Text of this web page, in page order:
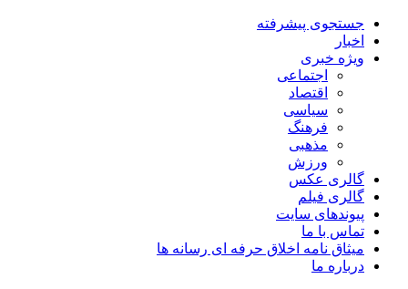
جستجوی پیشرفته
اخبار
ویژه خبری
اجتماعی
اقتصاد
سیاسی
فرهنگ
مذهبی
ورزش
گالری عکس
گالری فیلم
پیوندهای سایت
تماس با ما
میثاق نامه اخلاق حرفه ای رسانه ها
درباره ما